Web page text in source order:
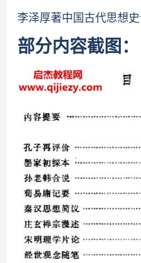
李泽厚著中国古代思想
部分内容截图：